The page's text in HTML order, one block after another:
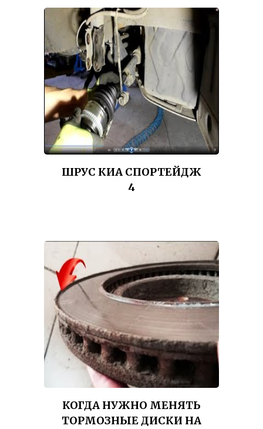
ШРУС КИА СПОРТЕЙДЖ
4
КОГДА НУЖНО МЕНЯТЬ
ТОРМОЗНЫЕ ДИСКИ НА